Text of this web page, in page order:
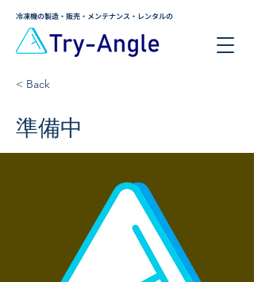
​冷凍機の製造・販売・メンテナンス・レンタルの
< Back
準備中